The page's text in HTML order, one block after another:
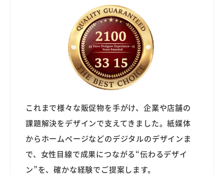
これまで様々な販促物を手がけ、企業や店舗の
課題解決をデザインで支えてきました。紙媒体
からホームページなどのデジタルのデザインま
で、女性目線で成果につながる“伝わるデザイ
ン”を、確かな経験でご提案します。